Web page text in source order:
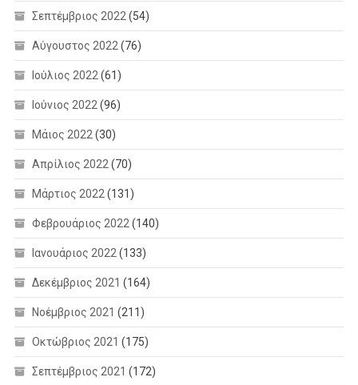
Σεπτέμβριος 2022 (54)
Αύγουστος 2022 (76)
Ιούλιος 2022 (61)
Ιούνιος 2022 (96)
Μάιος 2022 (30)
Απρίλιος 2022 (70)
Μάρτιος 2022 (131)
Φεβρουάριος 2022 (140)
Ιανουάριος 2022 (133)
Δεκέμβριος 2021 (164)
Νοέμβριος 2021 (211)
Οκτώβριος 2021 (175)
Σεπτέμβριος 2021 (172)